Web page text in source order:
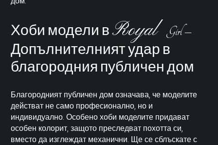
Хоби модели вRoyal Girl –
Допълнителният удар в
благородния публичен дом
Благородният публичен дом означава, че моделите
действат не само професионално, но и
индивидуално. Особенохоби моделите придават
особен колорит, защото преследват похотта си,
вместо да изглеждат механични. Ще се сблъскате с